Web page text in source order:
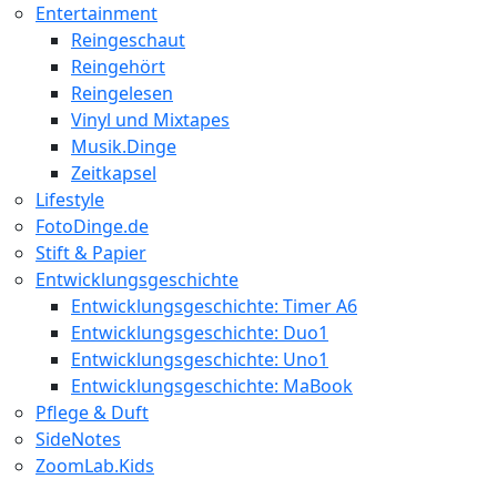
Entertainment
Reingeschaut
Reingehört
Reingelesen
Vinyl und Mixtapes
Musik.Dinge
Zeitkapsel
Lifestyle
FotoDinge.de
Stift & Papier
Entwicklungsgeschichte
Entwicklungsgeschichte: Timer A6
Entwicklungsgeschichte: Duo1
Entwicklungsgeschichte: Uno1
Entwicklungsgeschichte: MaBook
Pflege & Duft
SideNotes
ZoomLab.Kids